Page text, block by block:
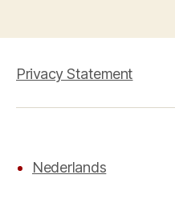
Privacy Statement
Nederlands